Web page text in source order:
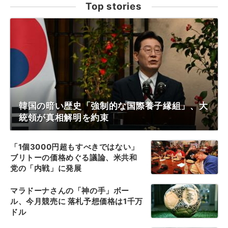
Top stories
韓国の暗い歴史「強制的な国際養子縁組」、大
統領が真相解明を約束
「1個3000円超もすべきではない」
ブリトーの価格めぐる議論、米共和
党の「内戦」に発展
マラドーナさんの「神の手」ボー
ル、今月競売に 落札予想価格は1千万
ドル